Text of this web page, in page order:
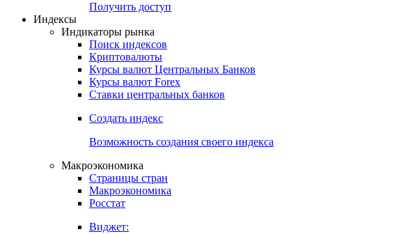
Получить доступ
Индексы
Индикаторы рынка
Поиск индексов
Криптовалюты
Курсы валют Центральных Банков
Курсы валют Forex
Ставки центральных банков
Создать индекс
Возможность создания своего индекса
Макроэкономика
Страницы стран
Макроэкономика
Росстат
Виджет: